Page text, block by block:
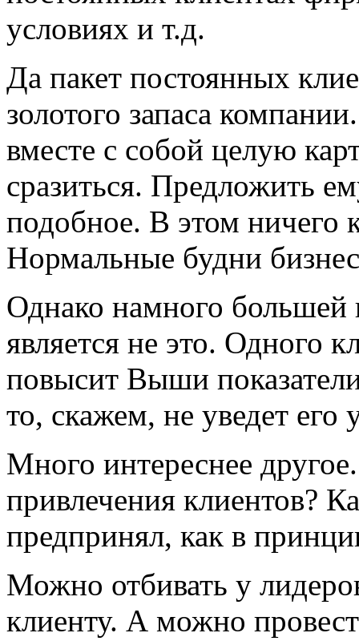
условиях и т.д.
Да пакет постоянных
золотого запаса
вместе с собой целую
сразиться. Предложить
подобное. В этом ничего
Нормальные будни
Однако намного
является не это. Одного
повысит Выши
то, скажем, не уведет его
Много интереснее
привлечения клиентов?
предпринял, как в
Можно отбивать у
клиенту. А можно